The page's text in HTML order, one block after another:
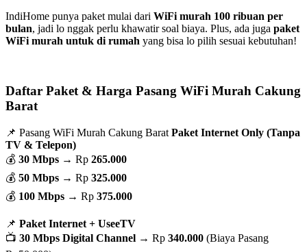
IndiHome punya paket mulai dari WiFi murah 100 ribuan per
bulan, jadi lo nggak perlu khawatir soal biaya. Plus, ada juga paket
WiFi murah untuk di rumah yang bisa lo pilih sesuai kebutuhan!
Daftar Paket & Harga Pasang WiFi Murah Cakung
Barat
📌 Pasang WiFi Murah Cakung Barat Paket Internet Only (Tanpa
TV & Telepon)
💰 30 Mbps → Rp 265.000
💰 50 Mbps → Rp 325.000
💰 100 Mbps → Rp 375.000
📌 Paket Internet + UseeTV
📺 30 Mbps Digital Channel → Rp 340.000 (Biaya Pasang